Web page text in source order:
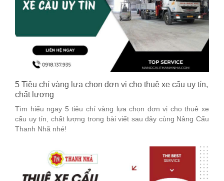
5 Tiêu chí vàng lựa chọn đơn vị cho thuê xe cẩu uy tín,
chất lượng
Tìm hiểu ngay 5 tiêu chí vàng lựa chọn đơn vị cho thuê xe
cẩu uy tín, chất lượng trong bài viết sau đây cùng Nâng Cẩu
Thanh Nhã nhé!